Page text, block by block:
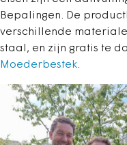
Bepalingen. De
verschillende
staal, en zijn gratis te
Moederbestek.